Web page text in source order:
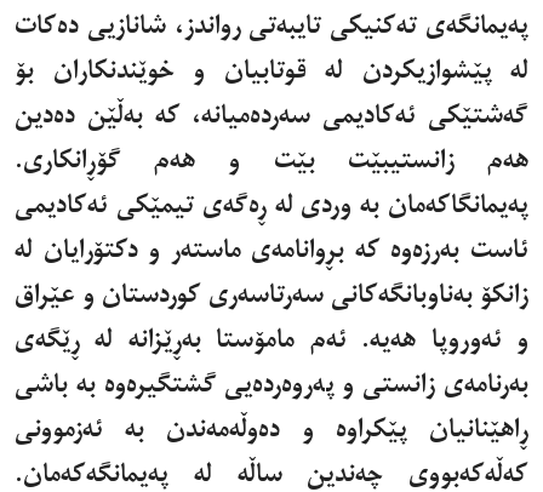
پەیمانگەی تەکنیکی تایبەتی رواندز، شانازیی دەکات
لە پێشوازیکردن لە قوتابیان و خوێندنکاران بۆ
گەشتێکی ئەکادیمی سەردەمیانە، کە بەڵێن دەدین
هەم زانستیبێت بێت و هەم گۆڕانکاری.
پەیمانگاکەمان بە وردی لە ڕەگەی تیمێکی ئەکادیمی
ئاست بەرزەوە کە بڕوانامەی ماستەر و دکتۆرایان لە
زانکۆ بەناوبانگەکانی سەرتاسەری کوردستان و عێراق
و ئەوروپا هەیە. ئەم مامۆستا بەڕێزانە لە ڕێگەی
بەرنامەی زانستی و پەروەردەیی گشتگیرەوە بە باشی
ڕاهێنانیان پێکراوە و دەوڵەمەندن بە ئەزموونی
کەڵەکەبووی چەندین ساڵە لە پەیمانگەکەمان.